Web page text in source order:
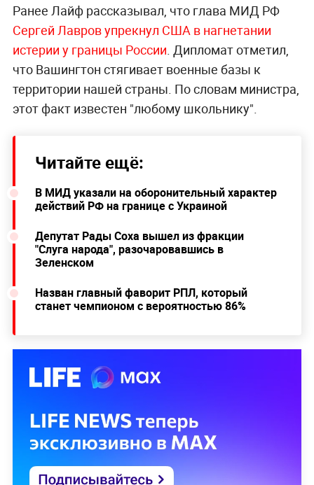
Ранее Лайф рассказывал, что глава МИД РФ
Сергей Лавров упрекнул США в нагнетании
истерии у границы России . Дипломат отметил,
что Вашингтон стягивает военные базы к
территории нашей страны. По словам министра,
этот факт известен "любому школьнику".
Читайте ещё:
В МИД указали на оборонительный характер
действий РФ на границе с Украиной
Депутат Рады Соха вышел из фракции
"Слуга народа", разочаровавшись в
Зеленском
Назван главный фаворит РПЛ, который
станет чемпионом с вероятностью 86%